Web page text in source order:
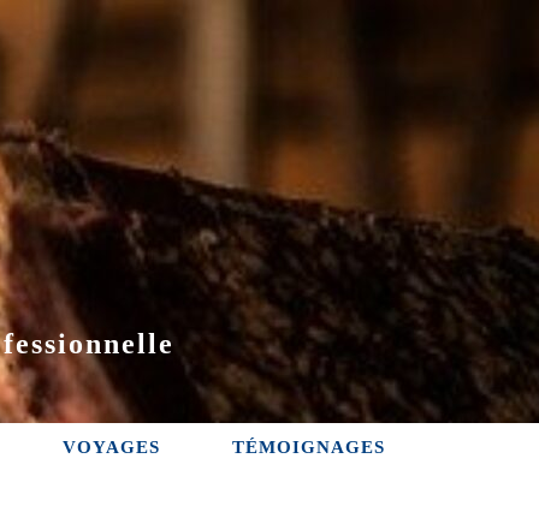
VOYAGES TÉMOIGNAGES